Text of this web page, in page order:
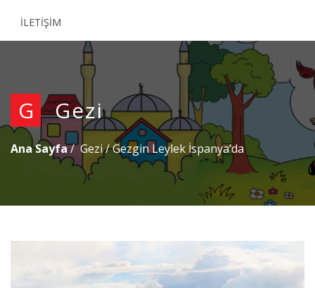
İLETİŞİM
G Gezi
Ana Sayfa Gezi /Gezgin Leylek İspanya’da